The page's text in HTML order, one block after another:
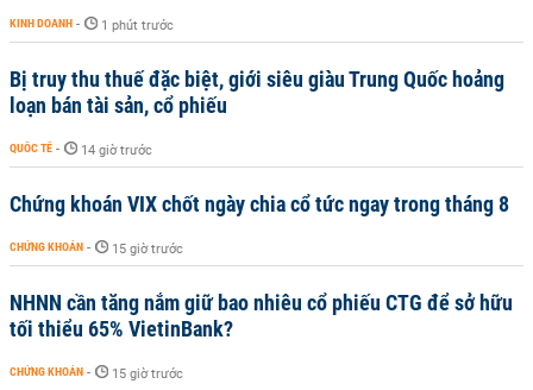
KINH DOANH - 1 phút trước
Bị truy thu thuế đặc biệt, giới siêu giàu Trung Quốc hoảng
loạn bán tài sản, cổ phiếu
QUỐC TẾ - 14 giờ trước
Chứng khoán VIX chốt ngày chia cổ tức ngay trong tháng 8
CHỨNG KHOÁN - 15 giờ trước
NHNN cần tăng nắm giữ bao nhiêu cổ phiếu CTG để sở hữu
tối thiểu 65% VietinBank?
CHỨNG KHOÁN - 15 giờ trước